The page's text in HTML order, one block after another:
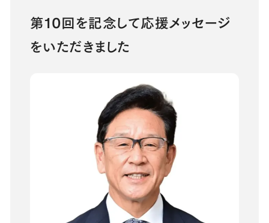
第10回を記念して応援メッセージ
をいただきました